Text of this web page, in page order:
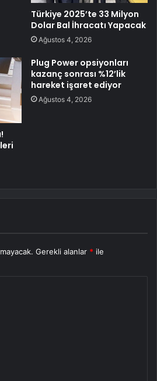
Türkiye 2025’te 33 Milyon
Dolar Bal İhracatı Yapacak
Ağustos 4, 2026
Plug Power opsiyonları
kazanç sonrası %12’lik
hareket işaret ediyor
Ağustos 4, 2026
Gerekli alanlar * ile